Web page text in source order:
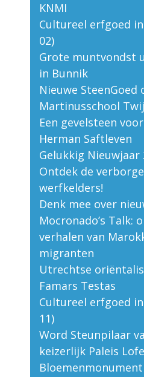
KNMI
Cultureel erfgoed
02)
Grote muntvondst
in Bunnik
Nieuwe SteenGoed
Martinusschool
Een gevelsteen
Herman Saftleven
Gelukkig Nieuwjaar
Ontdek de
werfkelders!
Denk mee over
Mocronado’s Talk:
verhalen van
migranten
Utrechtse
Famars Testas
Cultureel erfgoed
11)
Word Steunpilaar
keizerlijk Paleis